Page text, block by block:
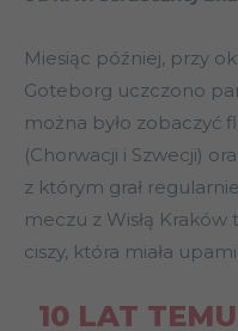
Miesiąc później, przy
Goteborg uczczono
można było zobaczyć
(Chorwacji i Szwecji)
z którym grał
meczu z Wisłą
ciszy, która miała
10 LAT